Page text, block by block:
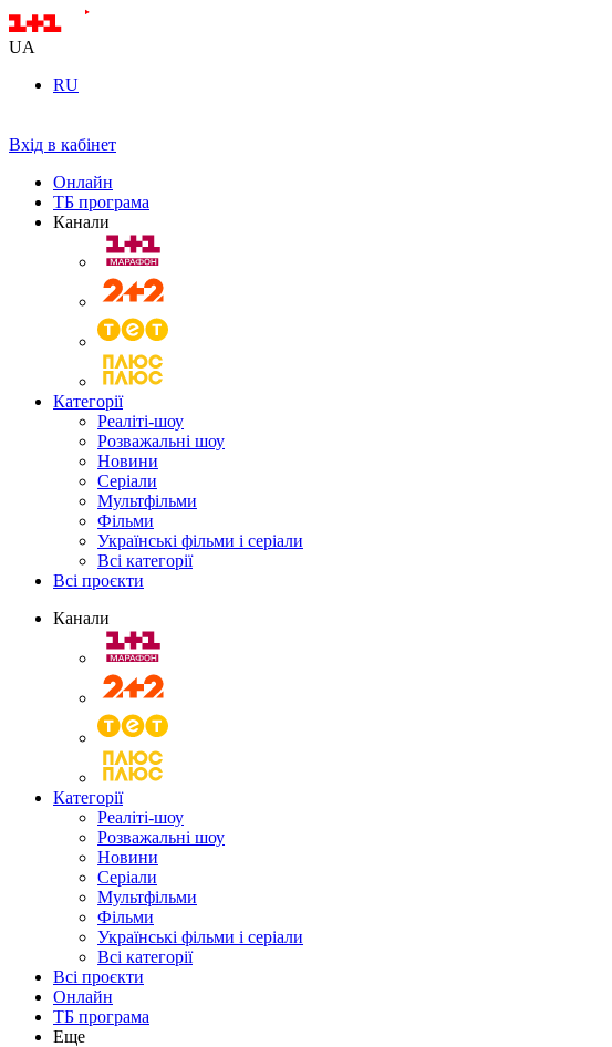
UA
RU
Вхід в кабінет
Онлайн
ТБ програма
Канали
Категорії
Реаліті-шоу
Розважальні шоу
Новини
Серіали
Мультфільми
Фільми
Українські фільми і серіали
Всі категорії
Всі проєкти
Канали
Категорії
Реаліті-шоу
Розважальні шоу
Новини
Серіали
Мультфільми
Фільми
Українські фільми і серіали
Всі категорії
Всі проєкти
Онлайн
ТБ програма
Еще